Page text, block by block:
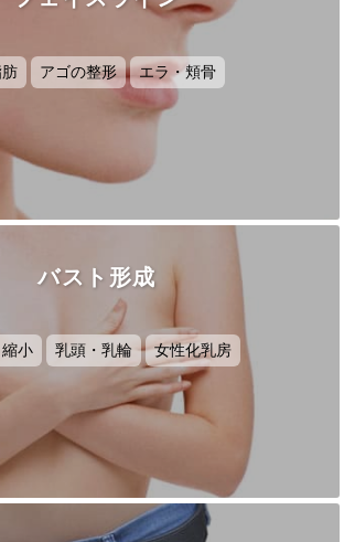
アゴの整形 エラ・頬骨
バスト形成
小 乳頭・乳輪 女性化乳房